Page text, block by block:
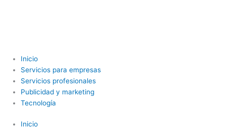
Inicio
Servicios para empresas
Servicios profesionales
Publicidad y marketing
Tecnología
Inicio